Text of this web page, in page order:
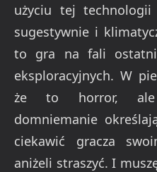
użyciu tej technologii
sugestywnie i
to gra na fali
eksploracyjnych. W
że to horror, ale
domniemanie
ciekawić gracza
aniżeli straszyć. I